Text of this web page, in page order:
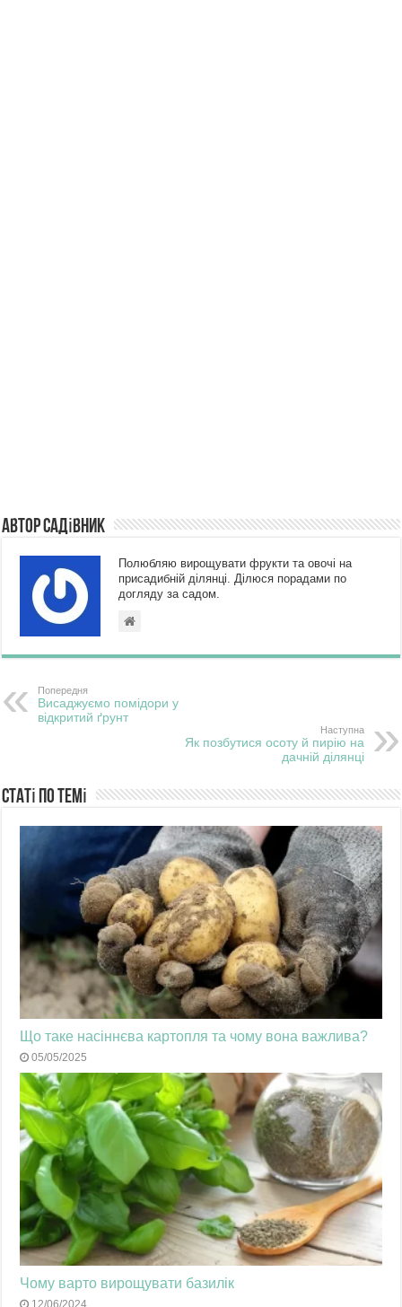
Автор Садівник
Полюбляю вирощувати фрукти та овочі на
присадибній ділянці. Ділюся порадами по
догляду за садом.
Попередня
Висаджуємо помідори у
відкритий ґрунт
Наступна
Як позбутися осоту й пирію на
дачній ділянці
Статі по темі
Що таке насіннєва картопля та чому вона важлива?
05/05/2025
Чому варто вирощувати базилік
12/06/2024